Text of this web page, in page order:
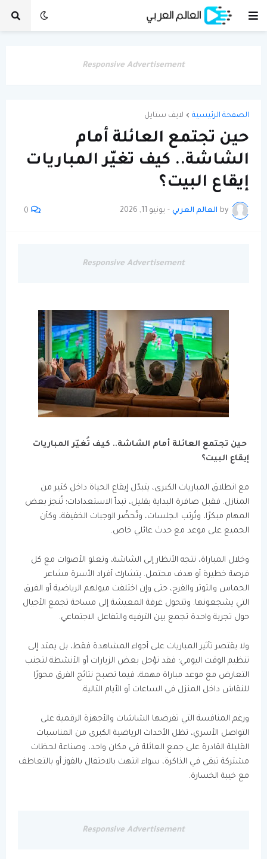
Responsive Advertisement
الصفحة الرئيسية لايف ستايل
حين تجتمع العائلة أمام
الشاشة.. كيف تغيّر المباريات
إيقاع البيت؟
by العالم العربي - يونيو 11, 2026 0
Responsive Advertisement
حين تجتمع العائلة أمام الشاشة.. كيف تُغيّر المباريات
إيقاع البيت؟
مع انطلاق المباريات الكبرى، يتبدّل إيقاع الحياة داخل كثير من
المنازل. فقبل صافرة البداية بقليل، تبدأ الاستعدادات؛ تُنجز بعض
المهام مبكرًا، وتُرتب الجلسات، وتُحضّر الوجبات الخفيفة، وكأن
الجميع على موعد مع حدث عائلي خاص.
وخلال المباراة، تتجه الأنظار إلى الشاشة، وتعلو الأصوات مع كل
فرصة خطيرة أو هدف محتمل. يتشارك أفراد الأسرة مشاعر
الحماس والتوتر والفرح، حتى وإن اختلفت ميولهم الرياضية أو الفرق
التي يشجعونها. وتتحول غرفة المعيشة إلى مساحة تجمع الأجيال
حول تجربة واحدة تجمع بين الترفيه والتفاعل الاجتماعي.
ولا يقتصر تأثير المباريات على أجواء المشاهدة فقط، بل يمتد إلى
تنظيم الوقت اليومي؛ فقد تؤجل بعض الزيارات أو الأنشطة لتجنب
التعارض مع موعد مباراة مهمة، فيما تصبح نتائج الفرق محورًا
للنقاش داخل المنزل في الساعات أو الأيام التالية.
ورغم المنافسة التي تفرضها الشاشات والأجهزة الرقمية على
التواصل الأسري، تظل الأحداث الرياضية الكبرى من المناسبات
القليلة القادرة على جمع العائلة في مكان واحد، وصناعة لحظات
مشتركة تبقى في الذاكرة، سواء انتهت بالاحتفال بالفوز أو بالتعاطف
مع خيبة الخسارة.
Responsive Advertisement